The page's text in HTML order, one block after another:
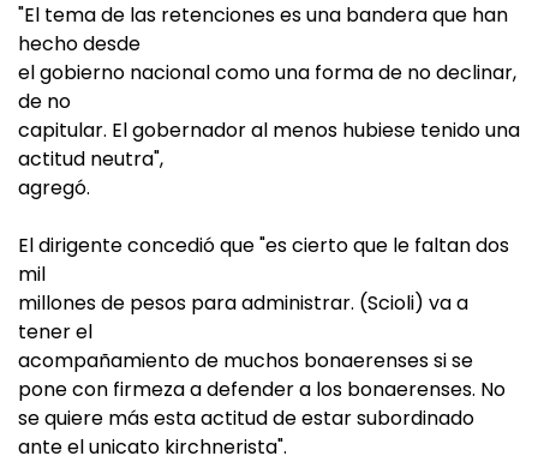
"El tema de las retenciones es una bandera que han
hecho desde
el gobierno nacional como una forma de no declinar,
de no
capitular. El gobernador al menos hubiese tenido una
actitud neutra",
agregó.
El dirigente concedió que "es cierto que le faltan dos
mil
millones de pesos para administrar. (Scioli) va a
tener el
acompañamiento de muchos bonaerenses si se
pone con firmeza a defender a los bonaerenses. No
se quiere más esta actitud de estar subordinado
ante el unicato kirchnerista".